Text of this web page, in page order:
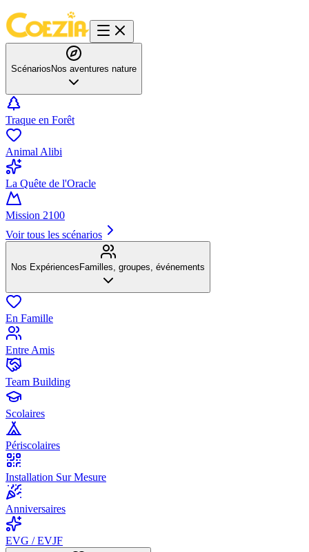
Scénarios Nos aventures nature
Traque en Forêt
Animal Alibi
La Quête de l'Oracle
Mission 2100
Voir tous les scénarios
Nos Expériences Familles, groupes, événements
En Famille
Entre Amis
Team Building
Scolaires
Périscolaires
Installation Sur Mesure
Anniversaires
EVG / EVJF